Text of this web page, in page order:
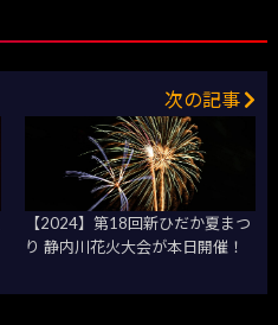
次の記事
【2024】第18回新ひだか夏まつ
り 静内川花火大会が本日開催！